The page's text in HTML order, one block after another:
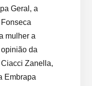
Geral, a
mulher a
da
Zanella,
Embrapa